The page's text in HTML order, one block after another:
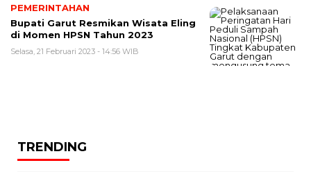
PEMERINTAHAN
Bupati Garut Resmikan Wisata Eling
di Momen HPSN Tahun 2023
Selasa, 21 Februari 2023 - 14:56 WIB
TRENDING